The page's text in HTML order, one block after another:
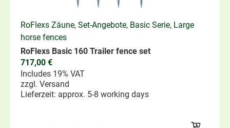
RoFlexs Zäune, Set-Angebote, Basic Serie, Large
horse fences
RoFlexs Basic 160 Trailer fence set
717,00 €
Includes 19% VAT
zzgl. Versand
Lieferzeit: approx. 5-8 working days